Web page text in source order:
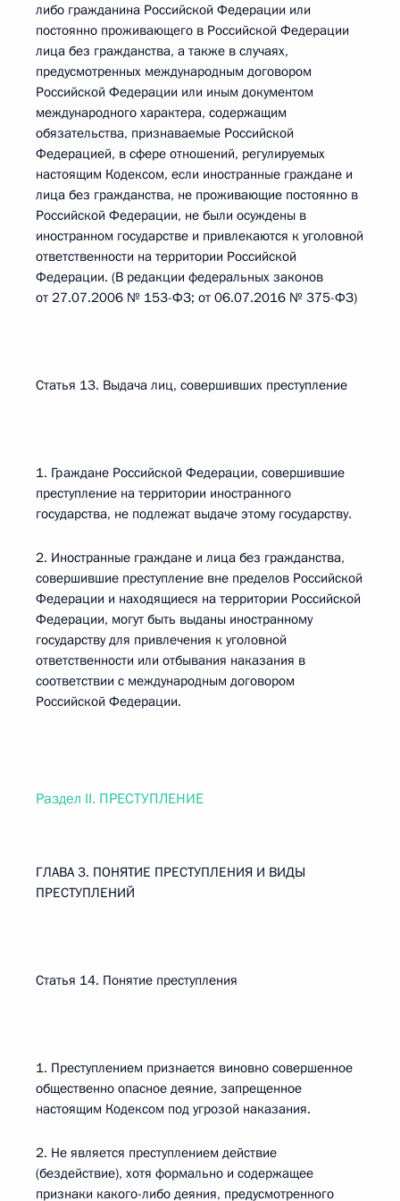
либо гражданина Российской Федерации или
постоянно проживающего в Российской Федерации
лица без гражданства, а также в случаях,
предусмотренных международным договором
Российской Федерации или иным документом
международного характера, содержащим
обязательства, признаваемые Российской
Федерацией, в сфере отношений, регулируемых
настоящим Кодексом, если иностранные граждане и
лица без гражданства, не проживающие постоянно в
Российской Федерации, не были осуждены в
иностранном государстве и привлекаются к уголовной
ответственности на территории Российской
Федерации. (В редакции федеральных законов
от 27.07.2006 № 153-ФЗ; от 06.07.2016 № 375-ФЗ)
Статья 13. Выдача лиц, совершивших преступление
1. Граждане Российской Федерации, совершившие
преступление на территории иностранного
государства, не подлежат выдаче этому государству.
2. Иностранные граждане и лица без гражданства,
совершившие преступление вне пределов Российской
Федерации и находящиеся на территории Российской
Федерации, могут быть выданы иностранному
государству для привлечения к уголовной
ответственности или отбывания наказания в
соответствии с международным договором
Российской Федерации.
Раздел II. ПРЕСТУПЛЕНИЕ
ГЛАВА 3. ПОНЯТИЕ ПРЕСТУПЛЕНИЯ И ВИДЫ
ПРЕСТУПЛЕНИЙ
Статья 14. Понятие преступления
1. Преступлением признается виновно совершенное
общественно опасное деяние, запрещенное
настоящим Кодексом под угрозой наказания.
2. Не является преступлением действие
(бездействие), хотя формально и содержащее
признаки какого-либо деяния, предусмотренного